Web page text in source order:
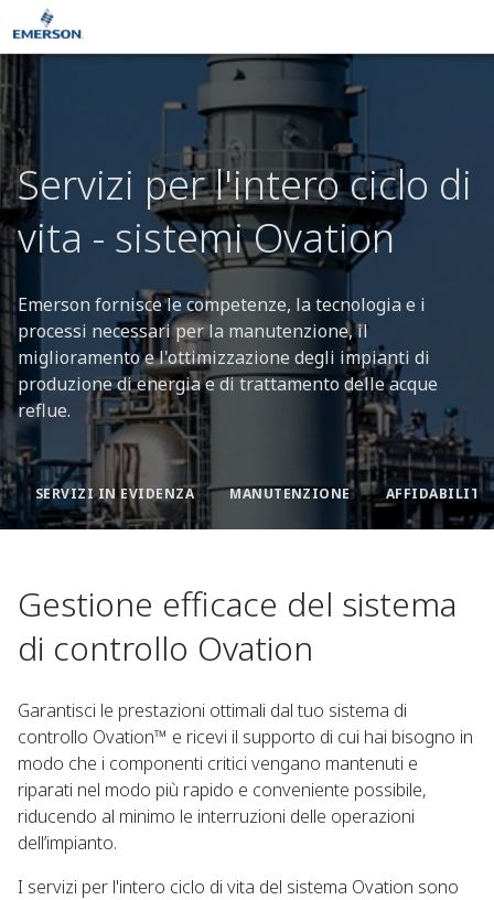
Servizi per l'intero ciclo di
vita - sistemi Ovation
Emerson fornisce le competenze, la tecnologia e i
processi necessari per la manutenzione, il
miglioramento e l'ottimizzazione degli impianti di
produzione di energia e di trattamento delle acque
reflue.
SERVIZI IN EVIDENZA MANUTENZIONE AFFIDABILITÀ
Gestione efficace del sistema
di controllo Ovation
Garantisci le prestazioni ottimali dal tuo sistema di
controllo Ovation™ e ricevi il supporto di cui hai bisogno in
modo che i componenti critici vengano mantenuti e
riparati nel modo più rapido e conveniente possibile,
riducendo al minimo le interruzioni delle operazioni
dell’impianto.
I servizi per l'intero ciclo di vita del sistema Ovation sono